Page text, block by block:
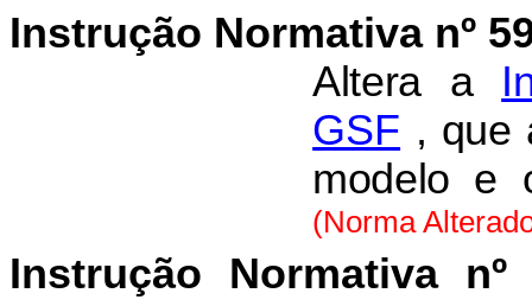
Instrução Normativa nº
Altera a
GSF , que
modelo e
(Norma
Instrução Normativa nº